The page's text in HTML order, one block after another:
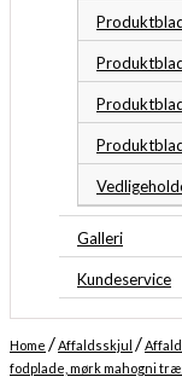
Galleri
Kundeservice
Home /Affaldsskjul /
fodplade, mørk mahogni